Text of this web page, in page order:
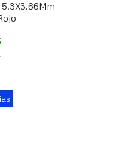
5.3X3.66Mm